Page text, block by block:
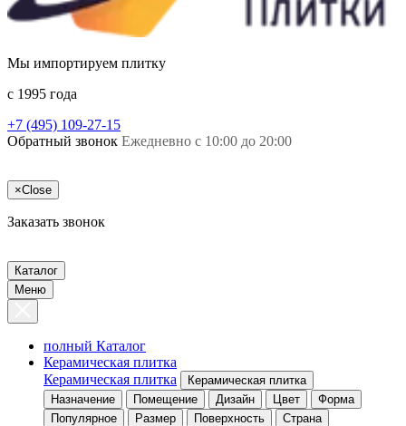
Мы импортируем плитку
c 1995 года
+7 (495) 109-27-15
Обратный звонок Ежедневно с 10:00 до 20:00
×Close
Заказать звонок
Каталог
Меню
полный Каталог
Керамическая плитка
Керамическая плитка
Керамическая плитка
Назначение
Помещение Дизайн Цвет
Форма
Популярное
Размер Поверхность Страна